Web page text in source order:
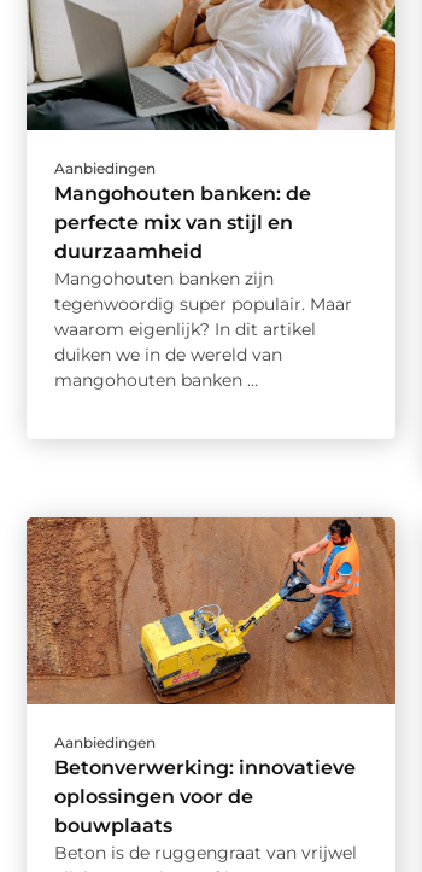
Aanbiedingen
Mangohouten banken: de
perfecte mix van stijl en
duurzaamheid
Mangohouten banken zijn
tegenwoordig super populair. Maar
waarom eigenlijk? In dit artikel
duiken we in de wereld van
mangohouten banken ...
Aanbiedingen
Betonverwerking: innovatieve
oplossingen voor de
bouwplaats
Beton is de ruggengraat van vrijwel